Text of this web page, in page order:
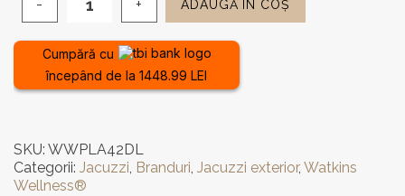
de
PLA
locuri,
SUA
ADAUGĂ ÎN COȘ
Cumpără cu
începând de la 1448.99 LEI
SKU: WWPLA42DL
Categorii: Jacuzzi, Branduri, Jacuzzi exterior, Watkins
Wellness®